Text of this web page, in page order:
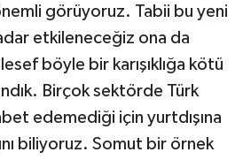
görüyoruz. Tabii bu yeni
etkileneceğiz ona da
böyle bir karışıklığa kötü
Birçok sektörde Türk
edemediği için yurtdışına
biliyoruz. Somut bir örnek